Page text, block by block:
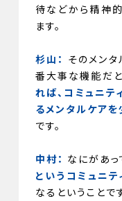
待などから精神
ます。
杉山： そのメン
番大事な機能だと
れば、コミュニ
るメンタルケア
です。
中村： なにがあっ
というコミュニ
なるということで